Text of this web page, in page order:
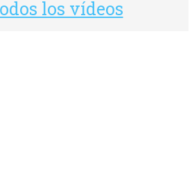
los vídeos